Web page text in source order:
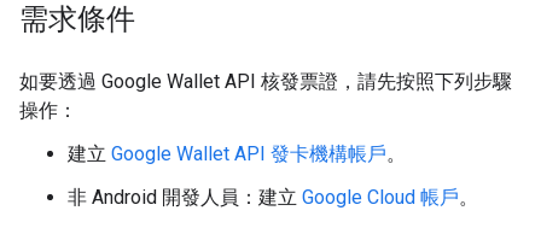
需求條件
如要透過 Google Wallet API 核發票證，請先按照下列步驟
操作：
建立 Google Wallet API 發卡機構帳戶。
非 Android 開發人員：建立 Google Cloud 帳戶。